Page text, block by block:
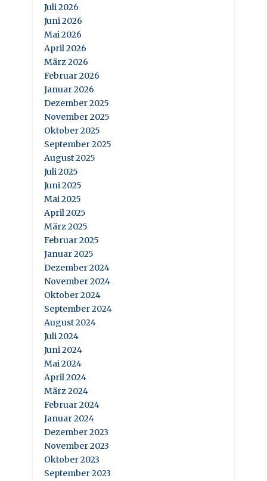
Juli 2026
Juni 2026
Mai 2026
April 2026
März 2026
Februar 2026
Januar 2026
Dezember 2025
November 2025
Oktober 2025
September 2025
August 2025
Juli 2025
Juni 2025
Mai 2025
April 2025
März 2025
Februar 2025
Januar 2025
Dezember 2024
November 2024
Oktober 2024
September 2024
August 2024
Juli 2024
Juni 2024
Mai 2024
April 2024
März 2024
Februar 2024
Januar 2024
Dezember 2023
November 2023
Oktober 2023
September 2023